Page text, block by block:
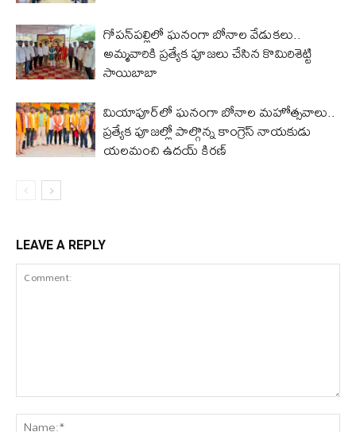
గోపన్‌పల్లిలో ఘనంగా బోనాల వేడుకలు..
అమ్మవారికి ప్రత్యేక పూజలు చేసిన కొమిరిశెట్టి
సాయిబాబా
మియాపూర్‌లో ఘనంగా బోనాల మహోత్సవాలు..
ప్రత్యేక పూజల్లో పాల్గొన్న కాంగ్రెస్ నాయకుడు
యలమంచి ఉదయ్ కిరణ్
LEAVE A REPLY